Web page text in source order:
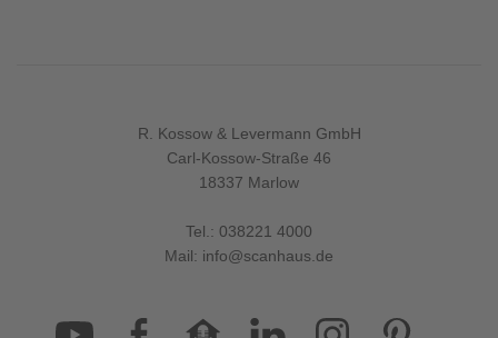
R. Kossow & Levermann GmbH
Carl-Kossow-Straße 46
18337 Marlow
Tel.: 038221 4000
Mail: info@scanhaus.de